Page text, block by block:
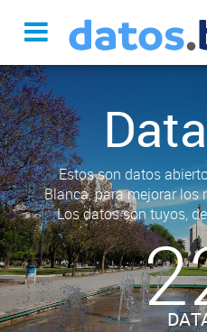
Estos son datos
Blanca, para mejorar los
Los datos son tuyos,